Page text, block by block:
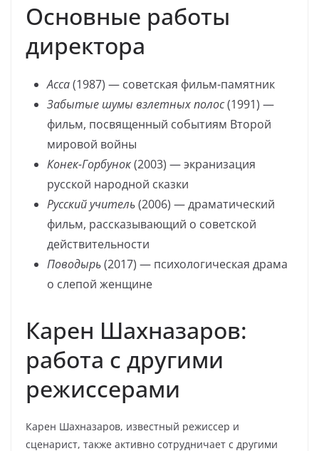
Основные работы
директора
Асса(1987) — советская фильм-памятник
Забытые шумы взлетных полос(1991) —
фильм, посвященный событиям Второй
мировой войны
Конек-Горбунок(2003) — экранизация
русской народной сказки
Русский учитель(2006) — драматический
фильм, рассказывающий о советской
действительности
Поводырь(2017) — психологическая драма
о слепой женщине
Карен Шахназаров:
работа с другими
режиссерами
Карен Шахназаров, известный режиссер и
сценарист, также активно сотрудничает с другими